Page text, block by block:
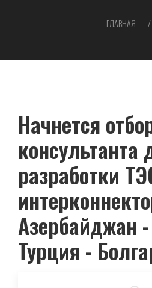
навигации
ГЛАВНАЯ
Начнется
консультанта
разработки
Азербайджан
Турция -